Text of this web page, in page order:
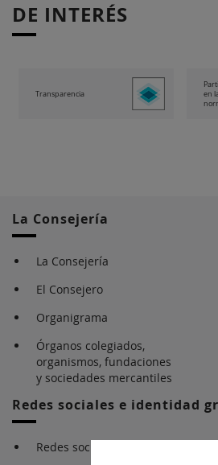
DE INTERÉS
Transparencia
en
La Consejería
La Consejería
El Consejero
Organigrama
Órganos colegiados,
organismos, fundaciones
y sociedades mercantiles
Redes sociales e identidad
Redes sociales